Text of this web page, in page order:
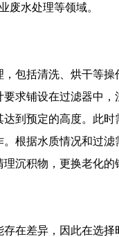
废水处理等领域。
包括清洗、烘干等
求铺设在过滤器中，
到预定的高度。此
根据水质情况和过滤
沉积物，更换老化的
在差异，因此在选择